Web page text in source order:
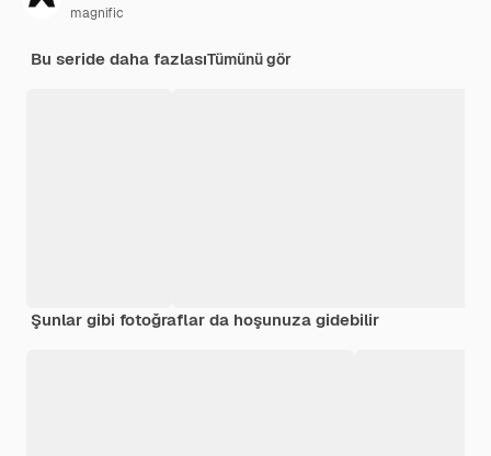
magnific
Bu seride daha fazlasıTümünü gör
Şunlar gibi fotoğraflar da hoşunuza gidebilir